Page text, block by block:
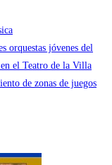
orquestas jóvenes del
el Teatro de la Villa
de zonas de juegos